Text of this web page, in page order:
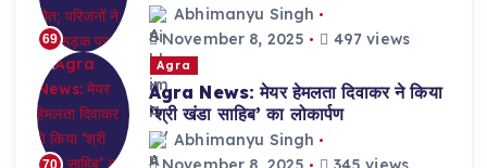
69
Abhimanyu Singh
November 8, 2025
497 views
70
Agra
Agra News: मेयर हेमलता दिवाकर ने किया
‘श्री खंडा साहिब’ का लोकार्पण
Abhimanyu Singh